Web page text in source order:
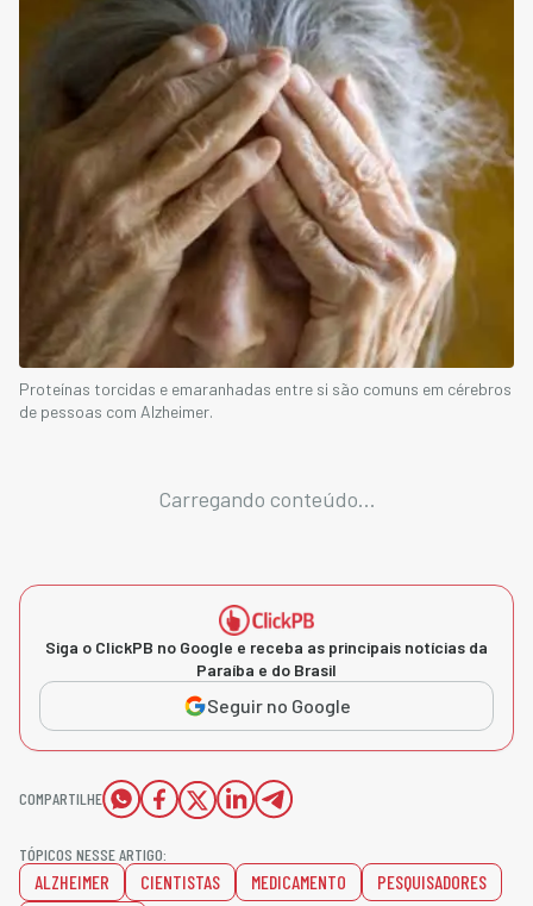
Proteínas torcidas e emaranhadas entre si são comuns em cérebros
de pessoas com Alzheimer.
Carregando conteúdo...
Siga o ClickPB no Google e receba as principais notícias da
Paraíba e do Brasil
Seguir no Google
COMPARTILHE
TÓPICOS NESSE ARTIGO:
ALZHEIMER CIENTISTAS MEDICAMENTO
PESQUISADORES